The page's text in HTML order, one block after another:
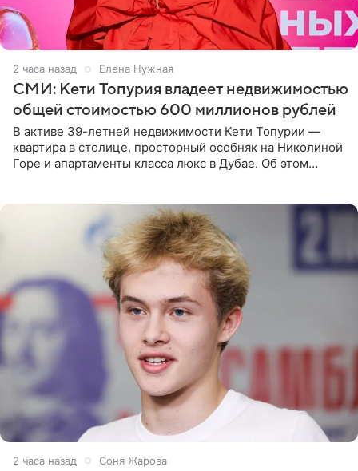
2 часа назад Елена Нужная
СМИ: Кети Топурия владеет недвижимостью
общей стоимостью 600 миллионов рублей
В активе 39-летней недвижимости Кети Топурии —
квартира в столице, просторный особняк на Николиной
Горе и апартаменты класса люкс в Дубае. Об этом
2 часа назад Соня Жарова